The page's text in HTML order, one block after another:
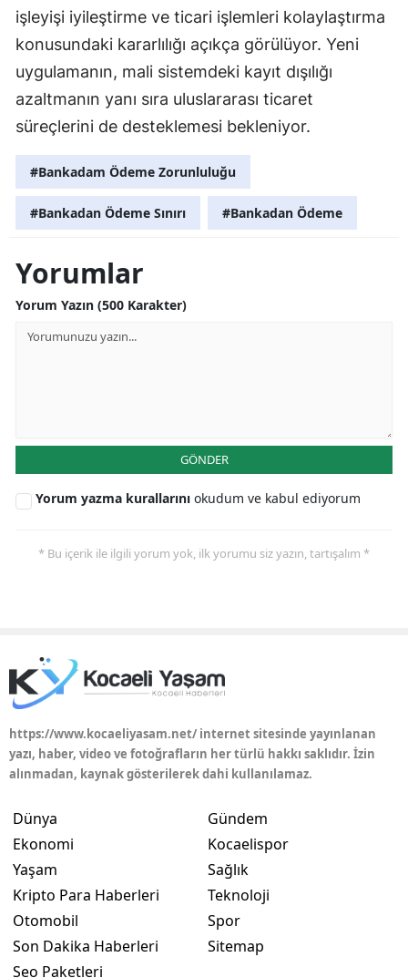
işleyişi iyileştirme ve ticari işlemleri kolaylaştırma
konusundaki kararlılığı açıkça görülüyor. Yeni
uygulamanın, mali sistemdeki kayıt dışılığı
azaltmanın yanı sıra uluslararası ticaret
süreçlerini de desteklemesi bekleniyor.
#Bankadam Ödeme Zorunluluğu
#Bankadan Ödeme Sınırı #Bankadan Ödeme
Yorumlar
Yorum Yazın (500 Karakter)
GÖNDER
Yorum yazma kurallarını okudum ve kabul ediyorum
* Bu içerik ile ilgili yorum yok, ilk yorumu siz yazın, tartışalım *
https://www.kocaeliyasam.net/ internet sitesinde yayınlanan
yazı, haber, video ve fotoğrafların her türlü hakkı saklıdır. İzin
alınmadan, kaynak gösterilerek dahi kullanılamaz.
Dünya
Ekonomi
Yaşam
Kripto Para Haberleri
Otomobil
Son Dakika Haberleri
Seo Paketleri
Gündem
Kocaelispor
Sağlık
Teknoloji
Spor
Sitemap